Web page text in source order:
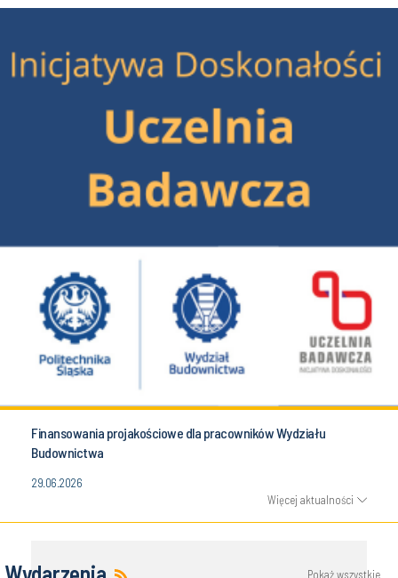
Finansowania projakościowe dla pracowników Wydziału
Budownictwa
29.06.2026
Więcej aktualności
Pokaż wszystkie